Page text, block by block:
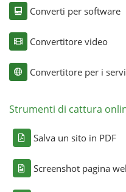
Converti per software
Convertitore video
Convertitore per i
Strumenti di cattura
Salva un sito in PDF
Screenshot pagina